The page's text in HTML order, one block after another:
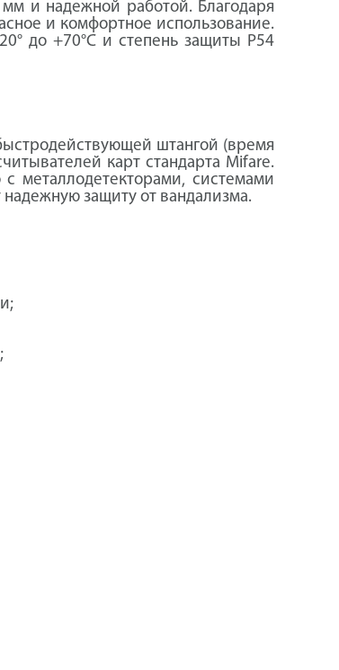
и надежной работой. Благодаря
и комфортное использование.
до +70°C и степень защиты P54
штангой (время
карт стандарта Mifare.
с металлодетекторами, системами
защиту от вандализма.